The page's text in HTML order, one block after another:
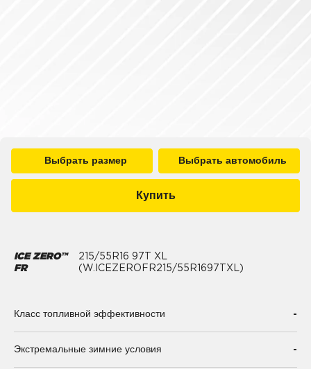
Выбрать размер Выбрать автомобиль
Купить
ICE ZERO™
FR
215/55R16 97T XL
(W.ICEZEROFR215/55R1697TXL)
Класс топливной эффективности -
Экстремальные зимние условия -